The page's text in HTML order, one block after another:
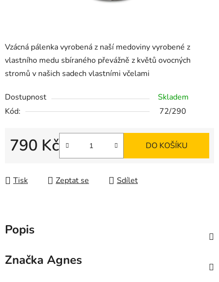
Vzácná pálenka vyrobená z naší medoviny vyrobené z
vlastního medu sbíraného převážně z květů ovocných
stromů v našich sadech vlastními včelami
Dostupnost
Skladem
Kód:
72/290
790 Kč DO KOŠÍKU
Tisk Zeptat se Sdílet
Popis
Značka Agnes